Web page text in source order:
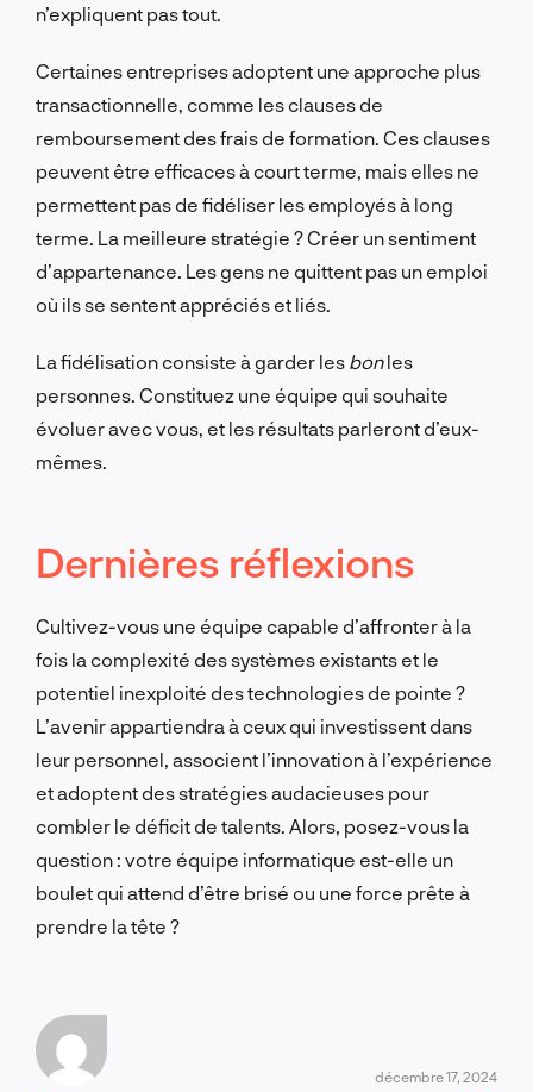
n’expliquent pas tout.
Certaines entreprises adoptent une approche plus
transactionnelle, comme les clauses de
remboursement des frais de formation. Ces clauses
peuvent être efficaces à court terme, mais elles ne
permettent pas de fidéliser les employés à long
terme. La meilleure stratégie ? Créer un sentiment
d’appartenance. Les gens ne quittent pas un emploi
où ils se sentent appréciés et liés.
La fidélisation consiste à garder les bonles
personnes. Constituez une équipe qui souhaite
évoluer avec vous, et les résultats parleront d’eux-
mêmes.
Dernières réflexions
Cultivez-vous une équipe capable d’affronter à la
fois la complexité des systèmes existants et le
potentiel inexploité des technologies de pointe ?
L’avenir appartiendra à ceux qui investissent dans
leur personnel, associent l’innovation à l’expérience
et adoptent des stratégies audacieuses pour
combler le déficit de talents. Alors, posez-vous la
question : votre équipe informatique est-elle un
boulet qui attend d’être brisé ou une force prête à
prendre la tête ?
décembre 17, 2024